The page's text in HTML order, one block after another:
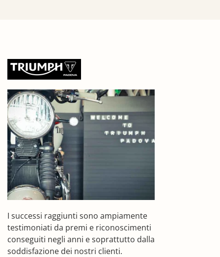
I successi raggiunti sono ampiamente
testimoniati da premi e riconoscimenti
conseguiti negli anni e soprattutto dalla
soddisfazione dei nostri clienti.